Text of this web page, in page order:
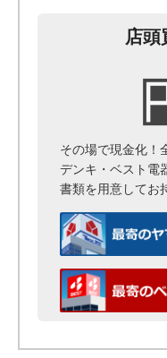
店頭
その場で現金化！
デンキ・ベスト電
書類を用意してお